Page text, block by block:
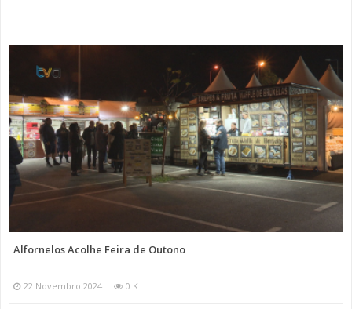
Alfornelos Acolhe Feira de Outono
22 Novembro 2024 0 K